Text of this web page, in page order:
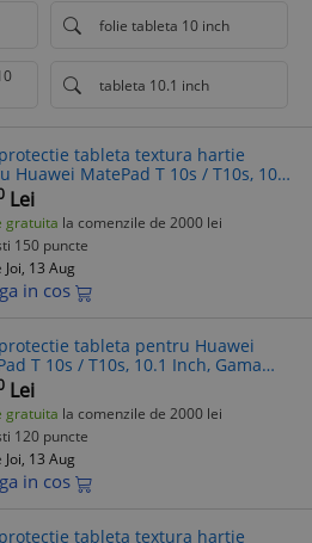
folie tableta 10 inch
tableta 10.1 inch
tableta textura hartie
Huawei MatePad T 10s / T10s, 10.1
Artistic Paper, Pentru scris si
Anti-reflex, Hidro
Lei
gratuita la comenzile de 2000 lei
150 puncte
Joi, 13 Aug
in cos
tableta pentru Huawei
T 10s / T10s, 10.1 Inch, Gama
Hidrogel, Silicon, Instalare
Premium, Transparenta
Lei
gratuita la comenzile de 2000 lei
120 puncte
Joi, 13 Aug
in cos
tableta textura hartie